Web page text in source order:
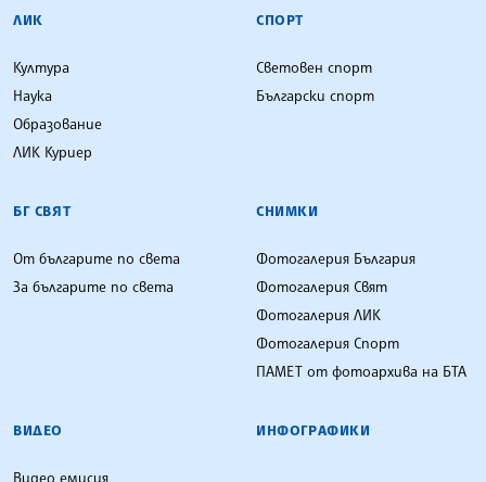
ЛИК
Култура
Наука
Образование
ЛИК Куриер
СПОРТ
Световен спорт
Български спорт
БГ СВЯТ
От българите по света
За българите по света
СНИМКИ
Фотогалерия България
Фотогалерия Свят
Фотогалерия ЛИК
Фотогалерия Спорт
ПАМЕТ от фотоархива на БТА
ВИДЕО
Видео емисия
ИНФОГРАФИКИ